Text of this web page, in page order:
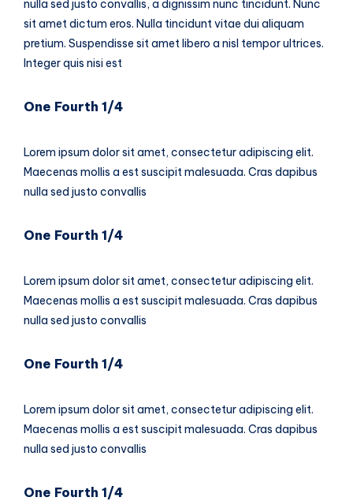
nulla sed justo convallis, a dignissim nunc tincidunt. Nunc
sit amet dictum eros. Nulla tincidunt vitae dui aliquam
pretium. Suspendisse sit amet libero a nisl tempor ultrices.
Integer quis nisi est
One Fourth 1/4
Lorem ipsum dolor sit amet, consectetur adipiscing elit.
Maecenas mollis a est suscipit malesuada. Cras dapibus
nulla sed justo convallis
One Fourth 1/4
Lorem ipsum dolor sit amet, consectetur adipiscing elit.
Maecenas mollis a est suscipit malesuada. Cras dapibus
nulla sed justo convallis
One Fourth 1/4
Lorem ipsum dolor sit amet, consectetur adipiscing elit.
Maecenas mollis a est suscipit malesuada. Cras dapibus
nulla sed justo convallis
One Fourth 1/4